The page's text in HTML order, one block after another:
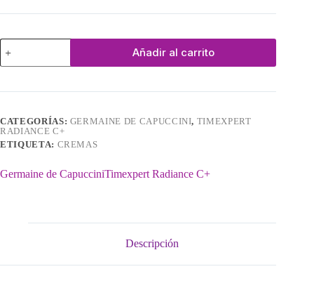
Antiox
C
Body
Añadir al carrito
CATEGORÍAS: GERMAINE DE CAPUCCINI, TIMEXPERT
RADIANCE C+
ETIQUETA: CREMAS
Germaine de CapucciniTimexpert Radiance C+
Descripción